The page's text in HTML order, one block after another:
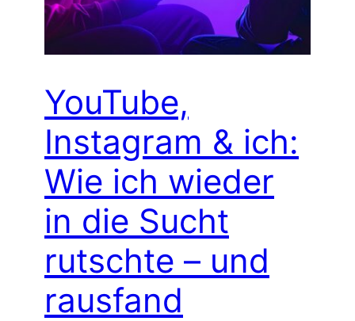
YouTube,
Instagram & ich:
Wie ich wieder
in die Sucht
rutschte – und
rausfand